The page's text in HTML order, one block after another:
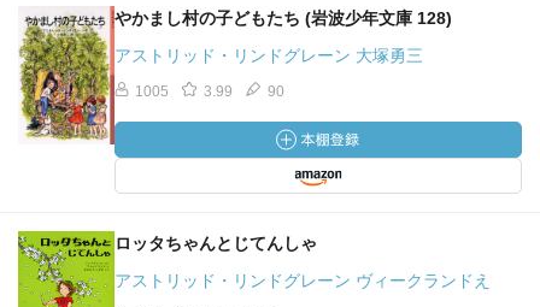
やかまし村の子どもたち (岩波少年文庫 128)
アストリッド・リンドグレーン 大塚勇三
1005 3.99 90
ロッタちゃんとじてんしゃ
アストリッド・リンドグレーン ヴィークランドえ